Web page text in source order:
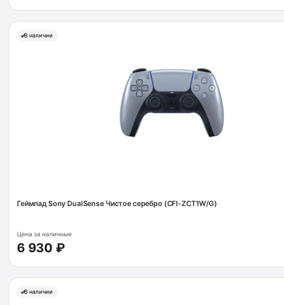
В наличии
Геймпад Sony DualSense Чистое серебро (CFI-ZCT1W/G)
Цена за наличные
6 930 ₽
В наличии